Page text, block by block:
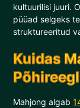
kultuurilisi juuri.
püüad selgeks
struktureeritud
Kuidas
Mahjong algab